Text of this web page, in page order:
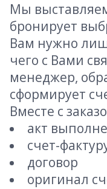
Мы
бронирует
Вам нужно
чего с Вами
менеджер,
сформирует
Вместе с
акт
счет-
договор
оригинал